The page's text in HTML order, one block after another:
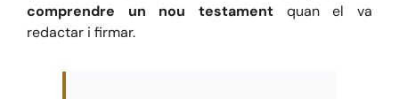
comprendre un nou testament quan el va
redactar i firmar.